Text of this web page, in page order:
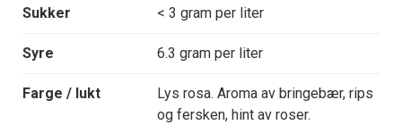
Sukker < 3 gram per liter
Syre 6.3 gram per liter
Farge / lukt
Lys rosa. Aroma av bringebær, rips
og fersken, hint av roser.